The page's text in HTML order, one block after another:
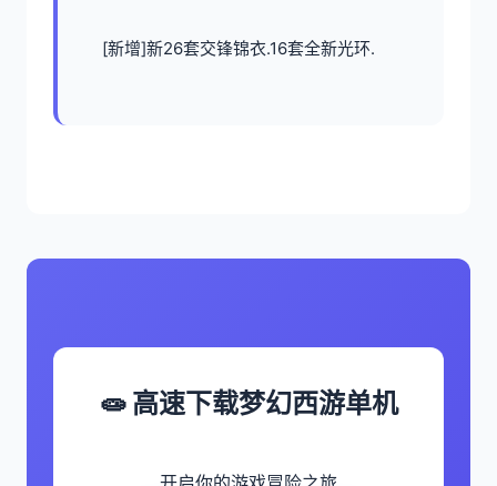
[新增]新26套交锋锦衣.16套全新光环.
🧫 高速下载梦幻西游单机